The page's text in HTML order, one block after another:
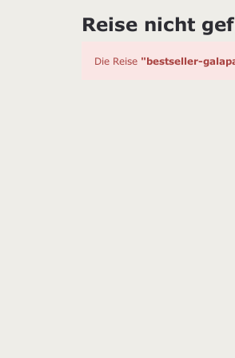
Reise nicht
Die Reise "bestseller-